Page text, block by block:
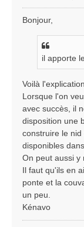
e
Bonjour,
il apporte
Voilà l'explication
Lorsque l'on
avec succès, il
disposition une
construire le
disponibles
On peut aussi y
Il faut qu'ils en
ponte et la
un peu.
Kénavo